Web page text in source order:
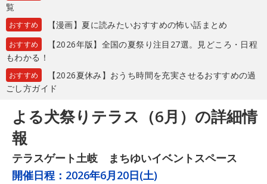
覧
おすすめ 【漫画】夏に読みたいおすすめの怖い話まとめ
おすすめ
【2026年版】全国の夏祭り注目27選。見どころ・日程
もわかる！
おすすめ
【2026夏休み】おうち時間を充実させるおすすめの過
ごし方ガイド
よる犬祭りテラス（6月）の詳細情
報
テラスゲート土岐 まちゆいイベントスペース
開催日程： 2026年6月20日(土)